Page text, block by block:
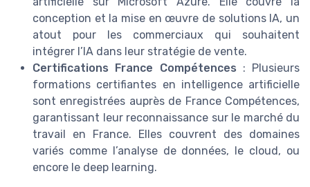
conception et la mise en œuvre de solutions IA, un
atout pour les commerciaux qui souhaitent
intégrer l’IA dans leur stratégie de vente.
Certifications France Compétences : Plusieurs
formations certifiantes en intelligence artificielle
sont enregistrées auprès de France Compétences,
garantissant leur reconnaissance sur le marché du
travail en France. Elles couvrent des domaines
variés comme l’analyse de données, le cloud, ou
encore le deep learning.